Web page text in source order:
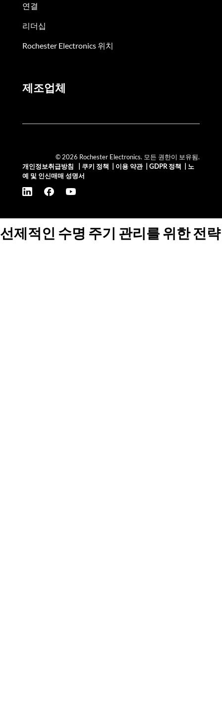
연결
리더십
Rochester Electronics 위치
제조업체
© 2026 Rochester Electronics. 모든 권한이 보유됨.
개인정보취급방침
쿠키 정책 이용 약관| GDPR 정책
노
예 및 인신매매 성명서
선제적인 수명 주기 관리를 위한 전략